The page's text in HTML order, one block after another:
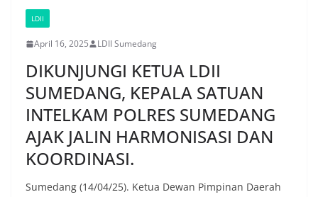
LDII
April 16, 2025 LDII Sumedang
DIKUNJUNGI KETUA LDII
SUMEDANG, KEPALA SATUAN
INTELKAM POLRES SUMEDANG
AJAK JALIN HARMONISASI DAN
KOORDINASI.
Sumedang (14/04/25). Ketua Dewan Pimpinan Daerah